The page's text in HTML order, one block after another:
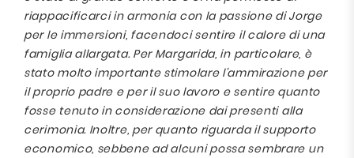
riappacificarci in armonia con la passione di Jorge
per le immersioni, facendoci sentire il calore di una
famiglia allargata. Per Margarida, in particolare, è
stato molto importante stimolare l'ammirazione per
il proprio padre e per il suo lavoro e sentire quanto
fosse tenuto in considerazione dai presenti alla
cerimonia. Inoltre, per quanto riguarda il supporto
economico, sebbene ad alcuni possa sembrare un